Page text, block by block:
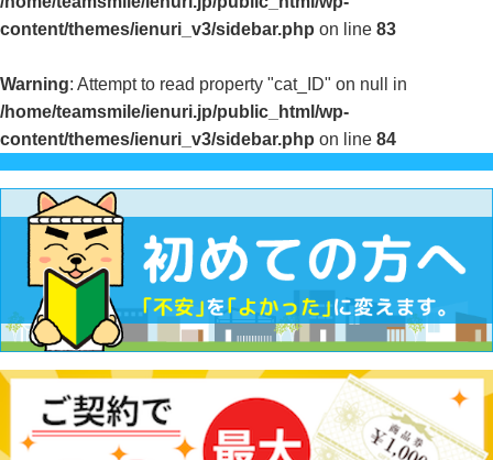
content/themes/ienuri_v3/sidebar.php on line 83
Warning: Attempt to read property "cat_ID" on null in
/home/teamsmile/ienuri.jp/public_html/wp-
content/themes/ienuri_v3/sidebar.php on line 84